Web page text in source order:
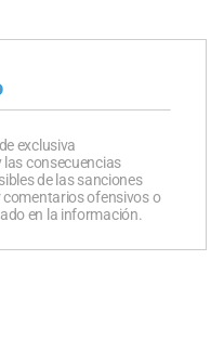
exclusiva
consecuencias
de las sanciones
comentarios ofensivos o
en la información.